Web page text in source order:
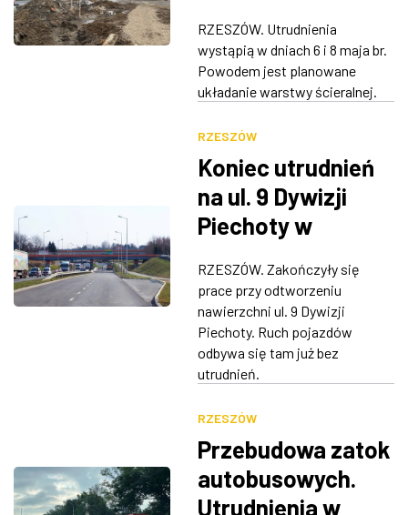
autostrady A4
RZESZÓW. Utrudnienia
wystąpią w dniach 6 i 8 maja br.
Powodem jest planowane
układanie warstwy ścieralnej.
RZESZÓW
Koniec utrudnień
na ul. 9 Dywizji
Piechoty w
RZESZÓW. Zakończyły się
prace przy odtworzeniu
nawierzchni ul. 9 Dywizji
Piechoty. Ruch pojazdów
odbywa się tam już bez
utrudnień.
RZESZÓW
Przebudowa zatok
autobusowych.
Utrudnienia w